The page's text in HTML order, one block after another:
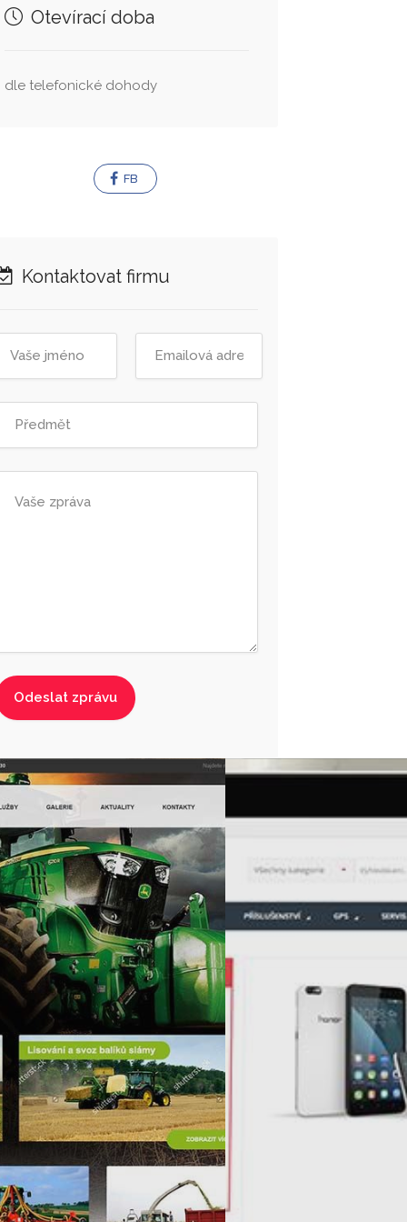
Otevírací doba
dle telefonické dohody
FB
Kontaktovat firmu